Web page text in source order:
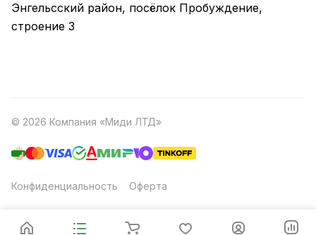
Энгельсский район, посёлок Пробуждение,
строение 3
© 2026 Компания «Миди ЛТД»
Конфиденциальность Оферта